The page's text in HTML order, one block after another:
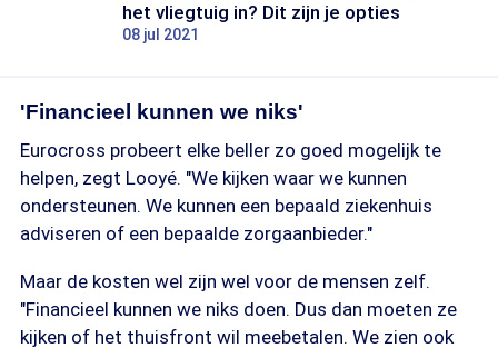
het vliegtuig in? Dit zijn je opties
08 jul 2021
'Financieel kunnen we niks'
Eurocross probeert elke beller zo goed mogelijk te
helpen, zegt Looyé. "We kijken waar we kunnen
ondersteunen. We kunnen een bepaald ziekenhuis
adviseren of een bepaalde zorgaanbieder."
Maar de kosten wel zijn wel voor de mensen zelf.
"Financieel kunnen we niks doen. Dus dan moeten ze
kijken of het thuisfront wil meebetalen. We zien ook